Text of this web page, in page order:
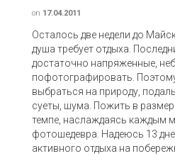
on 17.04.2011
Осталось две недели до
душа требует отдыха.
достаточно напряженные,
пофотографировать.
выбраться на природу,
суеты, шума. Пожить в
темпе, наслаждаясь каждым
фотошедевра. Надеюсь 13
активного отдыха на